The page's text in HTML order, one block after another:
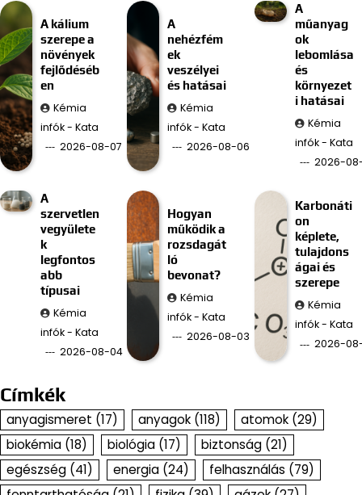
A kálium
szerepe a
növények
fejlődéséb
en
Kémia
infók - Kata
2026-08-07
A
nehézfém
ek
veszélyei
és hatásai
Kémia
infók - Kata
2026-08-06
A
műanyag
ok
lebomlása
és
környezet
i hatásai
Kémia
infók - Kata
2026-
A
szervetlen
vegyülete
k
legfontos
abb
típusai
Kémia
infók - Kata
2026-08-04
Hogyan
működik a
rozsdagát
ló
bevonat?
Kémia
infók - Kata
2026-08-03
Karbonáti
on
képlete,
tulajdons
ágai és
szerepe
Kémia
infók - Kata
2026-
Címkék
anyagismeret (17) anyagok (118) atomok (29)
biokémia (18) biológia (17) biztonság (21)
egészség (41) energia (24) felhasználás (79)